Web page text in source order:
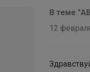
В теме
12